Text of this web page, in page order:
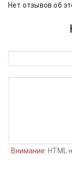
Нет отзывов об
Внимание: HTML